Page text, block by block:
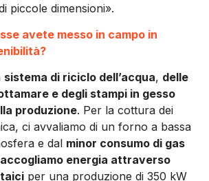
piccole dimensioni».
avete messo in campo in
sistema di riciclo dell’acqua, delle
e degli stampi in gesso
produzione. Per la cottura dei
ci avvaliamo di un forno a bassa
e dal minor consumo di gas
energia attraverso
per una produzione di 350 kW